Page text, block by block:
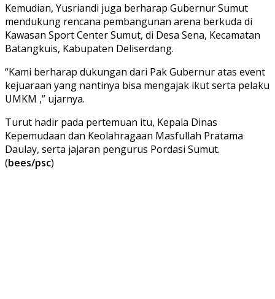
Kemudian, Yusriandi juga berharap Gubernur Sumut
mendukung rencana pembangunan arena berkuda di
Kawasan Sport Center Sumut, di Desa Sena, Kecamatan
Batangkuis, Kabupaten Deliserdang.
“Kami berharap dukungan dari Pak Gubernur atas event
kejuaraan yang nantinya bisa mengajak ikut serta pelaku
UMKM ,” ujarnya.
Turut hadir pada pertemuan itu, Kepala Dinas
Kepemudaan dan Keolahragaan Masfullah Pratama
Daulay, serta jajaran pengurus Pordasi Sumut.
(bees/psc)